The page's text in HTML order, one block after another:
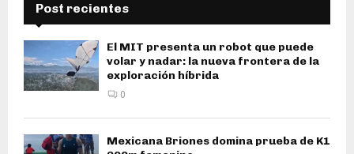
Post recientes
El MIT presenta un robot que puede
volar y nadar: la nueva frontera de la
exploración híbrida
0
Mexicana Briones domina prueba de K1